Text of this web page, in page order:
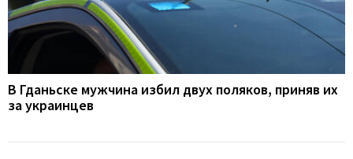
В Гданьске мужчина избил двух поляков, приняв их
за украинцев